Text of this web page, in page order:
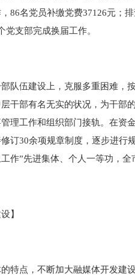
86名党员补缴党费37126元；
党支部完成换届工作。
伍建设上，克服多重困难，按
干部有名无实的状况，为干部
理工作和组织部门接轨。在资
订30余项规章制度，逐步进行
作”先进集体、个人一等功，全
】
点，不断加大融媒体开发建设